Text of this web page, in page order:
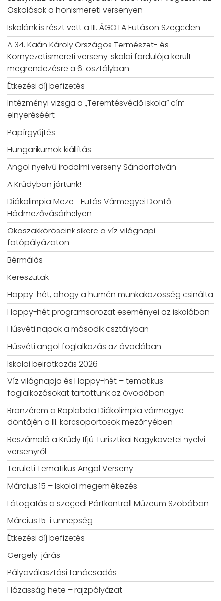
Oskolások a honismereti versenyen
Iskolánk is részt vett a III. ÁGOTA Futáson Szegeden
A 34. Kaán Károly Országos Természet- és
Környezetismereti verseny iskolai fordulója került
megrendezésre a 6. osztályban
Étkezési díj befizetés
Intézményi vizsga a „Teremtésvédő iskola” cím
elnyeréséért
Papírgyűjtés
Hungarikumok kiállítás
Angol nyelvű irodalmi verseny Sándorfalván
A Krúdyban jártunk!
Diákolimpia Mezei- Futás Vármegyei Döntő
Hódmezővásárhelyen
Ökoszakköröseink sikere a víz világnapi
fotópályázaton
Bérmálás
Kereszutak
Happy-hét, ahogy a humán munkaközösség csinálta
Happy-hét programsorozat eseményei az iskolában
Húsvéti napok a második osztályban
Húsvéti angol foglalkozás az óvodában
Iskolai beiratkozás 2026
Víz világnapja és Happy-hét – tematikus
foglalkozásokat tartottunk az óvodában
Bronzérem a Röplabda Diákolimpia vármegyei
döntőjén a III. korcsoportosok mezőnyében
Beszámoló a Krúdy Ifjú Turisztikai Nagykövetei nyelvi
versenyről
Területi Tematikus Angol Verseny
Március 15 – Iskolai megemlékezés
Látogatás a szegedi Pártkontroll Múzeum Szobában
Március 15-i ünnepség
Étkezési díj befizetés
Gergely-járás
Pályaválasztási tanácsadás
Házasság hete – rajzpályázat